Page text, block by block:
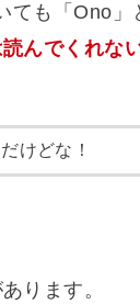
ても「Ono」
んでくれな
けどな！
ります。